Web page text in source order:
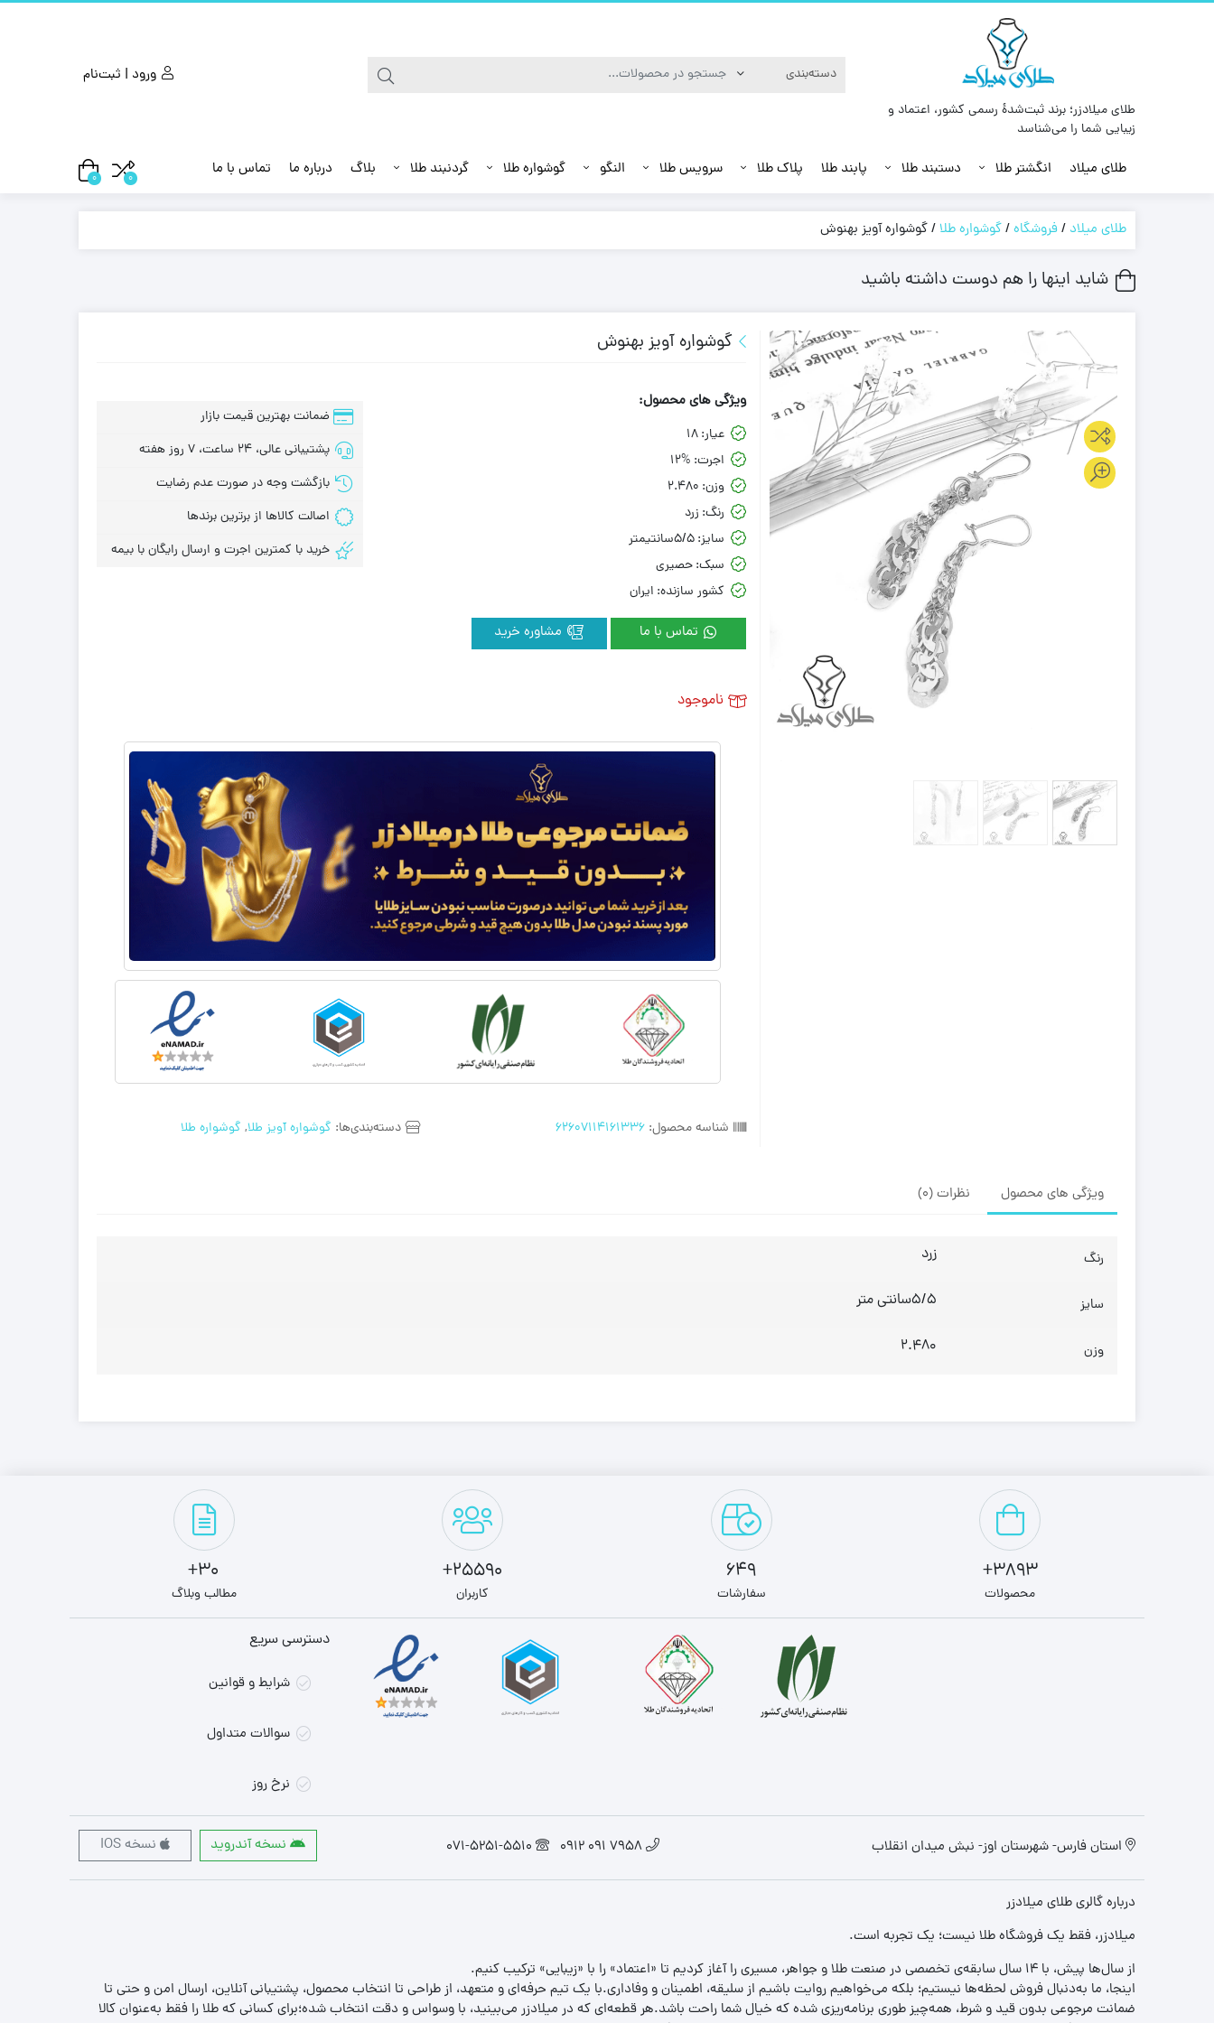
طلای میلادزر؛ برند ثبت‌شدهٔ رسمی کشور، اعتماد و
زیبایی شما را می‌شناسد
ورود | ثبت‌نام
طلای میلاد انگشتر طلا دستبند طلا پابند طلا پلاک طلا سرویس طلا النگو گوشواره طلا گردنبند طلا بلاگ درباره ما تماس با ما 0
0
طلای میلاد /فروشگاه/گوشواره طلا/گوشواره آویز بهنوش
شاید اینها را هم دوست داشته باشید
گوشواره آویز بهنوش
شناسه محصول:62607114161336 دسته‌بندی‌ها: گوشواره آویز طلا, گوشواره طلا
ویژگی های محصول:
عیار: 18
اجرت: 12%
وزن: 2.480
رنگ: زرد
سایز: 5/5سانتیمتر
سبک: حصیری
کشور سازنده: ایران
تماس با ما
ضمانت بهترین قیمت بازار
پشتیبانی عالی، 24 ساعت، 7 روز هفته
بازگشت وجه در صورت عدم رضایت
اصالت کالاها از برترین برندها
خرید با کمترین اجرت و ارسال رایگان با بیمه
ناموجود
ویژگی های محصول نظرات (0)
رنگ زرد
سایز 5/5سانتی متر
وزن 2.480
3893+
محصولات
649
سفارشات
25590+
کاربران
30+
مطالب وبلاگ
دسترسی سریع
شرایط و قوانین
سوالات متداول
نرخ روز
استان فارس- شهرستان اوز- نبش میدان انقلاب 7958 091 0912
071-5251-5510 نسخه آندروید نسخه IOS
درباره گالری طلای میلادزر
میلادزر، فقط یک فروشگاه طلا نیست؛ یک تجربه‌ است.
از سال‌ها پیش، با ۱۴ سال سابقه‌ی تخصصی در صنعت طلا و جواهر، مسیری را آغاز کردیم تا «اعتماد» را با «زیبایی» ترکیب کنیم.
اینجا، ما به‌دنبال فروش لحظه‌ها نیستیم؛ بلکه می‌خواهیم روایت باشیم از سلیقه، اطمینان و وفاداری.با یک تیم حرفه‌ای و متعهد، از طراحی تا انتخاب محصول، پشتیبانی آنلاین، ارسال امن و حتی تا
ضمانت مرجوعی بدون قید و شرط، همه‌چیز طوری برنامه‌ریزی شده که خیال شما راحت باشد.هر قطعه‌ای که در میلادزر می‌بینید، با وسواس و دقت انتخاب شده؛برای کسانی که طلا را فقط به‌عنوان کالا